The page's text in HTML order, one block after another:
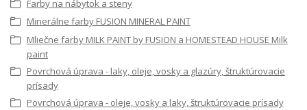
Farby na nábytok a steny
Minerálne farby FUSION MINERAL PAINT
Mliečne farby MILK PAINT by FUSION a HOMESTEAD HOUSE Milk
paint
Povrchová úprava - laky, oleje, vosky a glazúry, štruktúrovacie
prísady
Povrchová úprava - oleje, vosky a laky, štruktúrovacie prísady